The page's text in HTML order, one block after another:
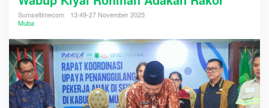
Sumseltimecom
13:49-27 November 2025
Muba